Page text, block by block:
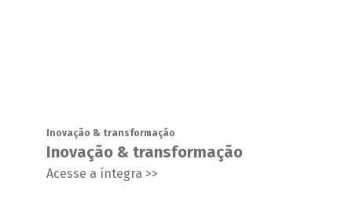
Inovação & transformação
Inovação & transformação
Acesse a íntegra >>